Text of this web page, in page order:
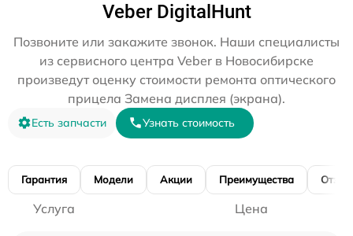
Veber DigitalHunt
Позвоните или закажите звонок. Наши специалисты
из сервисного центра Veber в Новосибирске
произведут оценку стоимости ремонта оптического
прицела Замена дисплея (экрана).
Есть запчасти Узнать стоимость
Гарантия Модели Акции Преимущества
Услуга Цена